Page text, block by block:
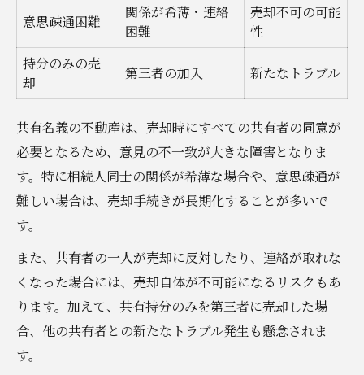
意思疎通困難
関係が希薄・連絡
困難
売却不可の可能
性
持分のみの売
却
第三者の加入 新たなトラブル
共有名義の不動産は、売却時にすべての共有者の同意が
必要となるため、意見の不一致が大きな障害となりま
す。特に相続人同士の関係が希薄な場合や、意思疎通が
難しい場合は、売却手続きが長期化することが多いで
す。
また、共有者の一人が売却に反対したり、連絡が取れな
くなった場合には、売却自体が不可能になるリスクもあ
ります。加えて、共有持分のみを第三者に売却した場
合、他の共有者との新たなトラブル発生も懸念されま
す。